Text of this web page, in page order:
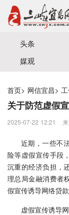
宜昌三峡融媒体
头条
媒观
首页> 网信宜昌>
关于防范虚假
2025-07-22 12:21
近期，一些不
险等虚假宣传手段
沉重的经济负担，
理总局金融消费者
假宣传诱导网络贷
虚假宣传诱导